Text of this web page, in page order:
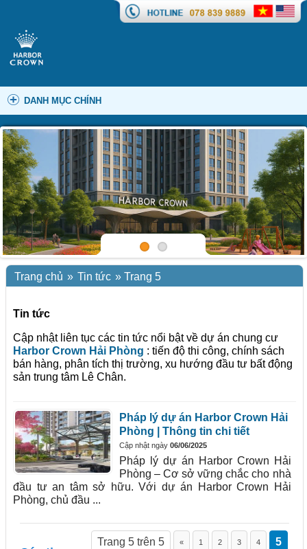
DANH MỤC CHÍNH
Trang chủ » Tin tức » Trang 5
Tin tức
Cập nhật liên tục các tin tức nổi bật về dự án chung cư
Harbor Crown Hải Phòng : tiến độ thi công, chính sách
bán hàng, phân tích thị trường, xu hướng đầu tư bất động
sản trung tâm Lê Chân.
Pháp lý dự án Harbor Crown Hải
Phòng | Thông tin chi tiết
Cập nhật ngày 06/06/2025
Pháp lý dự án Harbor Crown Hải
Phòng – Cơ sở vững chắc cho nhà
đầu tư an tâm sở hữu. Với dự án Harbor Crown Hải
Phòng, chủ đầu ...
Trang 5 trên 5 « 1 2 3 4 5